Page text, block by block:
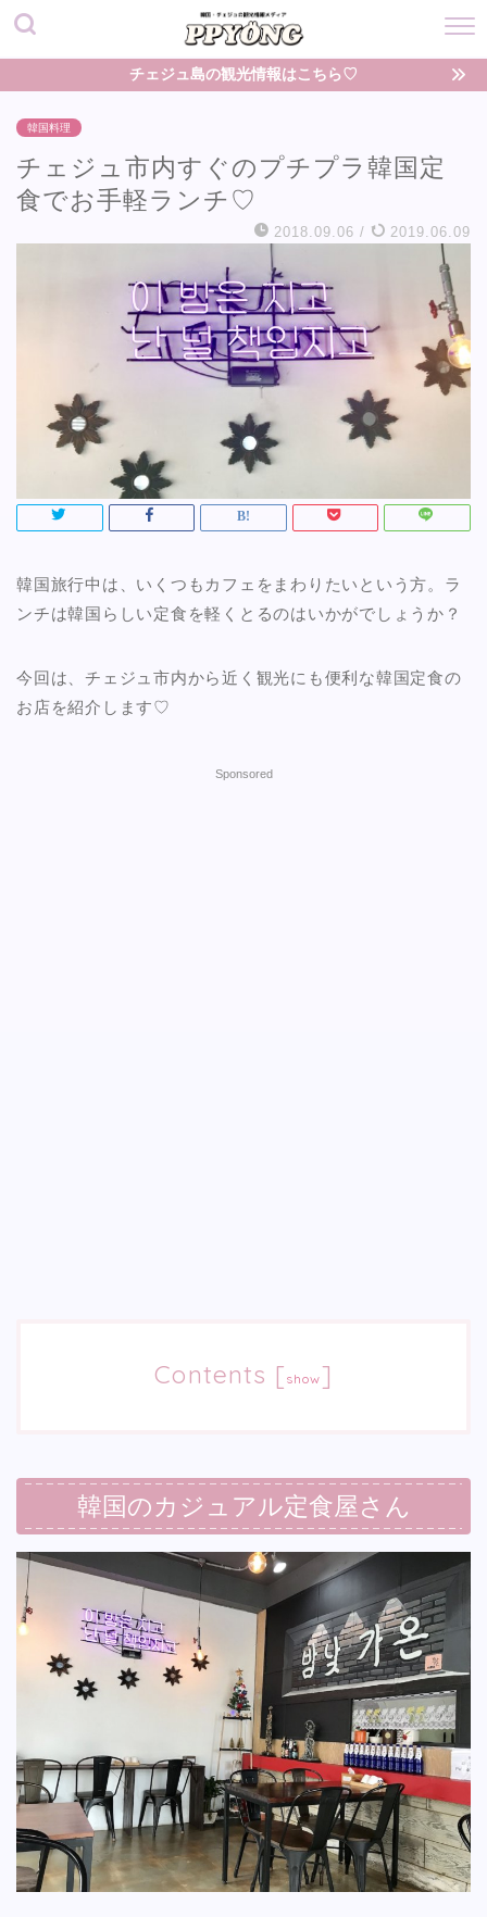
チェジュ島の観光情報はこちら♡
韓国料理
チェジュ市内すぐのプチプラ韓国定
食でお手軽ランチ♡
2018.09.06 / 2019.06.09
韓国旅行中は、いくつもカフェをまわりたいという方。ラ
ンチは韓国らしい定食を軽くとるのはいかがでしょうか？
今回は、チェジュ市内から近く観光にも便利な韓国定食の
お店を紹介します♡
Sponsored
Contents [ show]
韓国のカジュアル定食屋さん